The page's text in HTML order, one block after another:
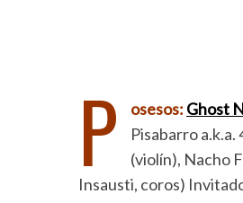
P osesos: Ghost
Pisabarro
(violín), Nacho
Insausti, coros)